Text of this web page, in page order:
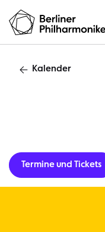
Kalender
Termine und Tickets